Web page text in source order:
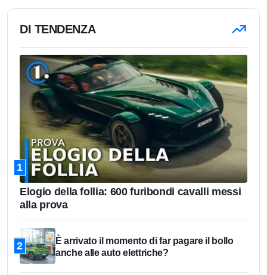
DI TENDENZA
1
Elogio della follia: 600 furibondi cavalli messi
alla prova
2
È arrivato il momento di far pagare il bollo
anche alle auto elettriche?